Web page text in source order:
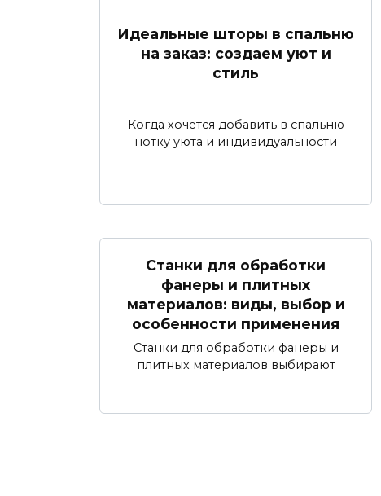
Идеальные шторы в спальню
на заказ: создаем уют и
стиль
Когда хочется добавить в спальню
нотку уюта и индивидуальности
Станки для обработки
фанеры и плитных
материалов: виды, выбор и
особенности применения
Станки для обработки фанеры и
плитных материалов выбирают